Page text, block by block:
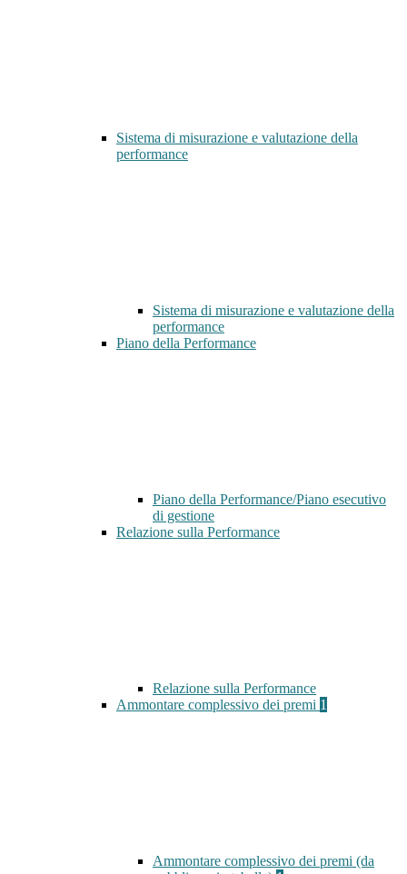
Sistema di misurazione e valutazione della
performance
Sistema di misurazione e valutazione della
performance
Piano della Performance
Piano della Performance/Piano esecutivo
di gestione
Relazione sulla Performance
Relazione sulla Performance
Ammontare complessivo dei premi 1
Ammontare complessivo dei premi (da